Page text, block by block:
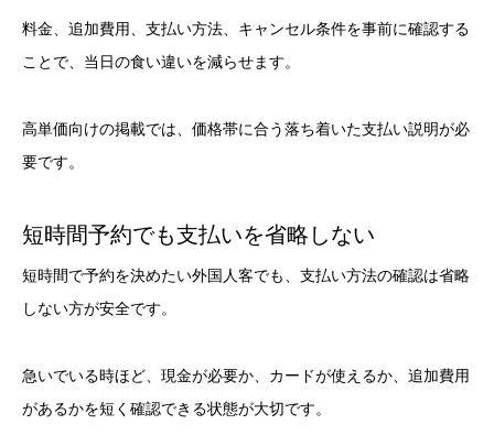
料金、追加費用、支払い方法、キャンセル条件を事前に確認する
ことで、当日の食い違いを減らせます。
高単価向けの掲載では、価格帯に合う落ち着いた支払い説明が必
要です。
短時間予約でも支払いを省略しない
短時間で予約を決めたい外国人客でも、支払い方法の確認は省略
しない方が安全です。
急いでいる時ほど、現金が必要か、カードが使えるか、追加費用
があるかを短く確認できる状態が大切です。